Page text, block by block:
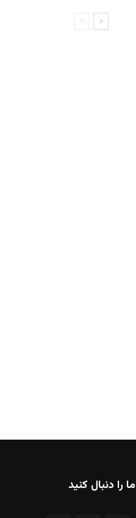
ما را دنبال کنید